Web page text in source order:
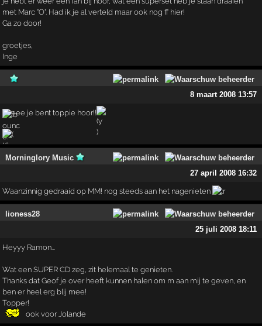
met Marc "O". Had ik je al verteld maar ook nog ff hier!
Ga zo door!
groetjes,
Inge
8 maart 2008 13:57
heeee je bent toppie hoor!!
Morninglory Music
27 april 2008 16:32
Waanzinnig gedraaid op MM! nog steeds aan het nagenieten
lioness28
25 juli 2008 18:11
Heyyy Ramon...
Wat een SUPER CD zeg, zit helemaal te genieten.
Thanks dat Geof je over heeft kunnen halen om m aan mij te geven, en
ben er heel erg blij mee!
Topper!
ook voor Jolande